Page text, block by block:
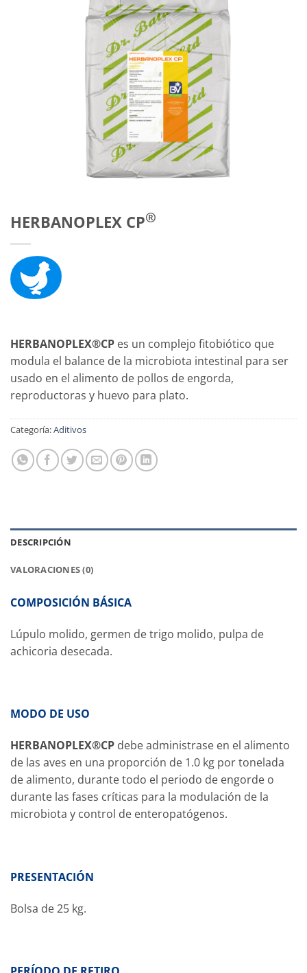
HERBANOPLEX CP®
HERBANOPLEX®CP es un complejo fitobiótico que
modula el balance de la microbiota intestinal para ser
usado en el alimento de pollos de engorda,
reproductoras y huevo para plato.
Categoría:Aditivos
DESCRIPCIÓN
VALORACIONES (0)
COMPOSICIÓN BÁSICA
Lúpulo molido, germen de trigo molido, pulpa de
achicoria desecada.
MODO DE USO
HERBANOPLEX®CP debe administrase en el alimento
de las aves en una proporción de 1.0 kg por tonelada
de alimento, durante todo el periodo de engorde o
durante las fases críticas para la modulación de la
microbiota y control de enteropatógenos.
PRESENTACIÓN
Bolsa de 25 kg.